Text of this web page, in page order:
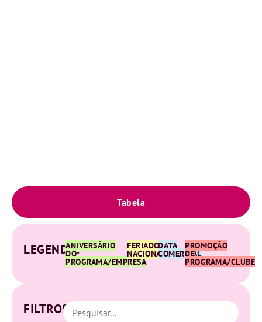
Tabela
LEGENDA:ANIVERSÁRIO
DO
PROGRAMA/EMPRESA
FERIADO
NACIONAL
DATA
COMERCIAL
PROMOÇÃO
DE
PROGRAMA/CLUBE
FILTROS: